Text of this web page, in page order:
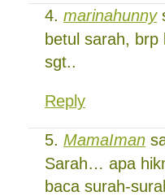
marinahunny
betul sarah,
sgt..
Reply
MamaIman
Sarah… apa
baca surah-